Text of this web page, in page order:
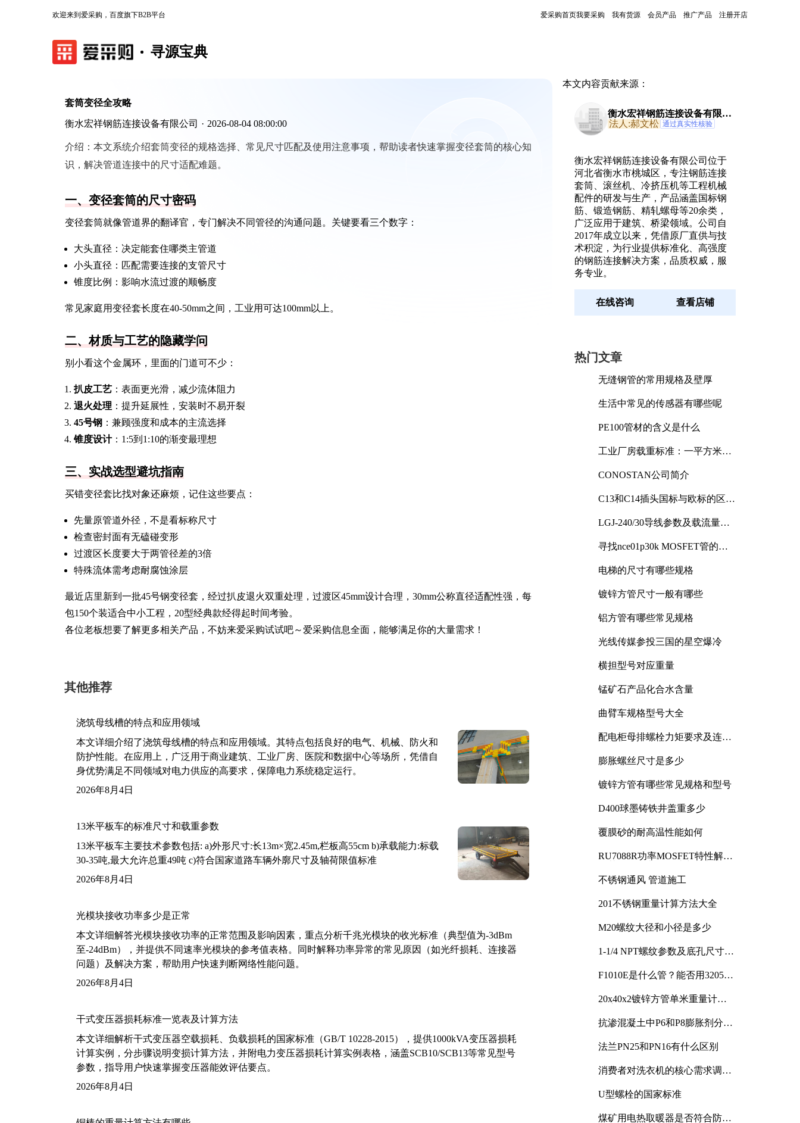
欢迎来到爱采购，百度旗下B2B平台 爱采购首页我要采购 我有货源 会员产品 推广产品 注册开店
寻源宝典
套筒变径全攻略
衡水宏祥钢筋连接设备有限公司 · 2026-08-04 08:00:00
介绍： 本文系统介绍套筒变径的规格选择、常见尺寸匹配及使用注意事项，帮助读者快速掌握变径套筒的核心知
识，解决管道连接中的尺寸适配难题。
一、变径套筒的尺寸密码
变径套筒就像管道界的翻译官，专门解决不同管径的沟通问题。关键要看三个数字：
大头直径：决定能套住哪类主管道
小头直径：匹配需要连接的支管尺寸
锥度比例：影响水流过渡的顺畅度
常见家庭用变径套长度在40-50mm之间，工业用可达100mm以上。
二、材质与工艺的隐藏学问
别小看这个金属环，里面的门道可不少：
扒皮工艺 ：表面更光滑，减少流体阻力
退火处理 ：提升延展性，安装时不易开裂
45号钢 ：兼顾强度和成本的主流选择
锥度设计：1:5到1:10的渐变最理想
三、实战选型避坑指南
买错变径套比找对象还麻烦，记住这些要点：
先量原管道外径，不是看标称尺寸
检查密封面有无磕碰变形
过渡区长度要大于两管径差的3倍
特殊流体需考虑耐腐蚀涂层
最近店里新到一批45号钢变径套，经过扒皮退火双重处理，过渡区45mm设计合理，30mm公称直径适配性强，每
包150个装适合中小工程，20型经典款经得起时间考验。
各位老板想要了解更多相关产品，不妨来爱采购试试吧～爱采购信息全面，能够满足你的大量需求！
其他推荐
浇筑母线槽的特点和应用领域
本文详细介绍了浇筑母线槽的特点和应用领域。其特点包括良好的电气、机械、防火和
防护性能。在应用上，广泛用于商业建筑、工业厂房、医院和数据中心等场所，凭借自
身优势满足不同领域对电力供应的高要求，保障电力系统稳定运行。
2026年8月4日
13米平板车的标准尺寸和载重参数
13米平板车主要技术参数包括: a)外形尺寸:长13m×宽2.45m,栏板高55cm b)承载能力:标载
30-35吨,最大允许总重49吨 c)符合国家道路车辆外廓尺寸及轴荷限值标准
2026年8月4日
光模块接收功率多少是正常
本文详细解答光模块接收功率的正常范围及影响因素，重点分析千兆光模块的收光标准（典型值为-3dBm
至-24dBm），并提供不同速率光模块的参考值表格。同时解释功率异常的常见原因（如光纤损耗、连接器
问题）及解决方案，帮助用户快速判断网络性能问题。
2026年8月4日
干式变压器损耗标准一览表及计算方法
本文详细解析干式变压器空载损耗、负载损耗的国家标准（GB/T 10228-2015），提供1000kVA变压器损耗
计算实例，分步骤说明变损计算方法，并附电力变压器损耗计算实例表格，涵盖SCB10/SCB13等常见型号
参数，指导用户快速掌握变压器能效评估要点。
2026年8月4日
本文内容贡献来源：
衡水宏祥钢筋连接设备有限公
司
法人:郝文松 通过真实性核验
衡水宏祥钢筋连接设备有限公司位于
河北省衡水市桃城区，专注钢筋连接
套筒、滚丝机、冷挤压机等工程机械
配件的研发与生产，产品涵盖国标钢
筋、锻造钢筋、精轧螺母等20余类，
广泛应用于建筑、桥梁领域。公司自
2017年成立以来，凭借原厂直供与技
术积淀，为行业提供标准化、高强度
的钢筋连接解决方案，品质权威，服
务专业。
在线咨询 查看店铺
热门文章
无缝钢管的常用规格及壁厚
生活中常见的传感器有哪些呢
PE100管材的含义是什么
工业厂房载重标准：一平方米能
CONOSTAN公司简介
C13和C14插头国标与欧标的区别
LGJ-240/30导线参数及载流量解
寻找nce01p30k MOSFET管的合
电梯的尺寸有哪些规格
镀锌方管尺寸一般有哪些
铝方管有哪些常见规格
光线传媒参投三国的星空爆冷
横担型号对应重量
锰矿石产品化合水含量
曲臂车规格型号大全
配电柜母排螺栓力矩要求及连接
膨胀螺丝尺寸是多少
镀锌方管有哪些常见规格和型号
D400球墨铸铁井盖重多少
覆膜砂的耐高温性能如何
RU7088R功率MOSFET特性解析
不锈钢通风 管道施工
201不锈钢重量计算方法大全
M20螺纹大径和小径是多少
1-1/4 NPT螺纹参数及底孔尺寸详
F1010E是什么管？能否用3205或
20x40x2镀锌方管单米重量计算
抗渗混凝土中P6和P8膨胀剂分别
法兰PN25和PN16有什么区别
消费者对洗衣机的核心需求调研
U型螺栓的国家标准
煤矿用电热取暖器是否符合防爆